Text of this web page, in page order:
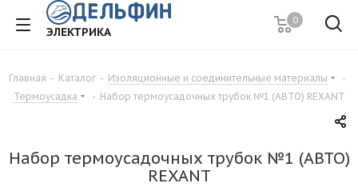
ЭЛЕКТРИКА
0
Главная - Каталог - Изоляционные и соединительные материалы
-
Термоусадка
- Набор термоусадочных трубок №1 (АВТО) REXANT
Набор термоусадочных трубок №1 (АВТО)
REXANT